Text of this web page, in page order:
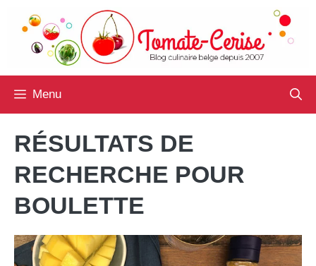
contenu
Menu
RÉSULTATS DE
RECHERCHE POUR
BOULETTE